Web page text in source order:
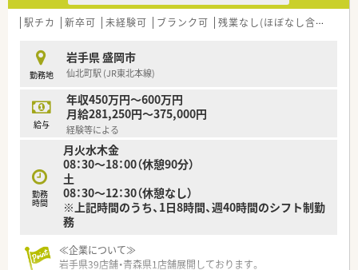
駅チカ 新卒可 未経験可 ブランク可 残業なし(ほぼなし含む)
勤務地
岩手県 盛岡市
仙北町駅 (JR東北本線)
給与
年収450万円～600万円
月給281,250円～375,000円
経験等による
勤務
時間
月火水木金
08：30～18：00（休憩90分）
土
08：30～12：30（休憩なし）
※上記時間のうち、1日8時間、週40時間のシフト制勤
務
≪企業について≫
岩手県39店舗・青森県1店舗展開しております。